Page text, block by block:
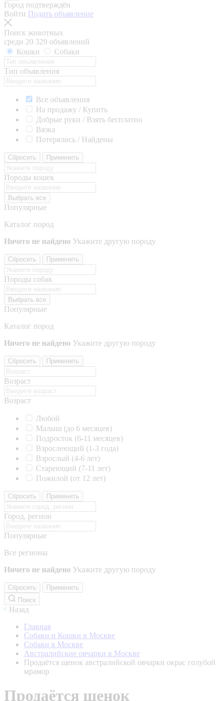
Город подтверждён
Войти Подать объявление
Поиск животных
среди 20 329 объявлений
Кошки
Собаки
Тип объявления
Все объявления
На продажу / Купить
Добрые руки / Взять бесплатно
Вязка
Потерялись / Найдены
Сбросить Применить
Породы кошек
Выбрать все
Популярные
Каталог пород
Ничего не найдено Укажите другую породу
Сбросить Применить
Породы собак
Выбрать все
Популярные
Каталог пород
Ничего не найдено Укажите другую породу
Сбросить Применить
Возраст
Возраст
Любой
Малыш (до 6 месяцев)
Подросток (6-11 месяцев)
Взрослеющий (1-3 года)
Взрослый (4-6 лет)
Стареющий (7-11 лет)
Пожилой (от 12 лет)
Сбросить Применить
Город, регион
Популярные
Все регионы
Ничего не найдено Укажите другую породу
Сбросить
Применить
Поиск
Назад
Главная
Собаки и Кошки в Москве
Собаки в Москве
Австралийские овчарки в Москве
Продаётся щенок австралийской овчарки окрас голубой
мрамор
Продаётся щенок